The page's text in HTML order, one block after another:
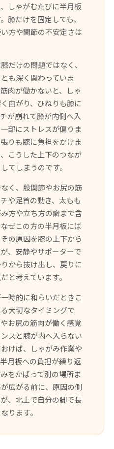
しゃがむたびに半月板
膝だけを固定しても、
方や関節の不安定さは
だけの問題ではなく、
も深く関わっていま
肉が働かないと、しゃ
曲がり、ひねりも膝に
が崩れて膝が内側へ入
部にストレスが偏りま
りも膝に負担をかけま
こうした上下のつなが
てしまうのです。
く、股関節やお尻の筋
や足首の動き、太もも
方や立ち方の癖まで含
ぜこの方の半月板にば
の原因を膝の上下から
、安静やサポーターで
から抜け出し、戻りに
と考えています。
時的に和らいだときこ
大切なタイミングで
お尻の筋肉が働く感覚
スと膝が内へ入らない
けば、しゃがみ作業や
月板への負担が繰り返
をかばって別の場所ま
広がる前に、原因の側
、北上で自分の脚で長
ります。